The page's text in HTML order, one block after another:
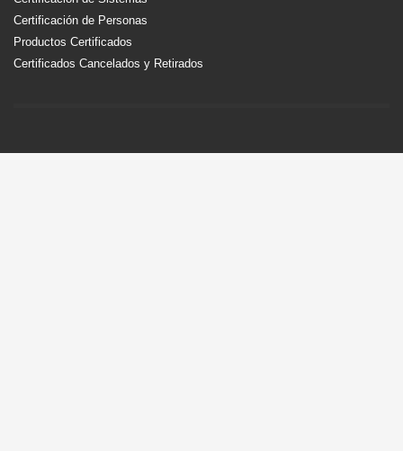
Certificación de Personas
Productos Certificados
Certificados Cancelados y Retirados